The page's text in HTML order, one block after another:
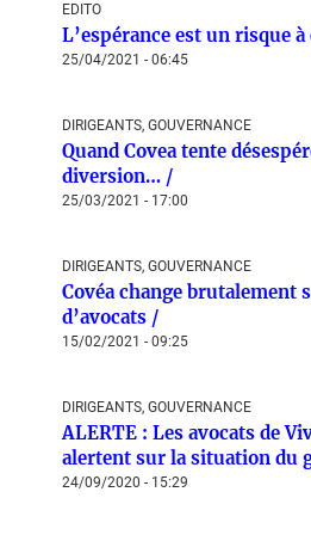
EDITO
L’espérance est un risque
25/04/2021 - 06:45
DIRIGEANTS, GOUVERNANCE
Quand Covea tente
diversion… /
25/03/2021 - 17:00
DIRIGEANTS, GOUVERNANCE
Covéa change brutalement
d’avocats /
15/02/2021 - 09:25
DIRIGEANTS, GOUVERNANCE
ALERTE : Les avocats de
alertent sur la situation du
24/09/2020 - 15:29